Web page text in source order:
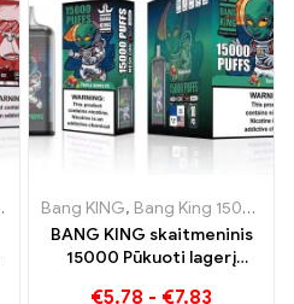
,
Bang KING, Bang King 15000 Papūtimai
BANG KING skaitmeninis
15000 Pūkuoti lagerį
€5.78 - €7.83